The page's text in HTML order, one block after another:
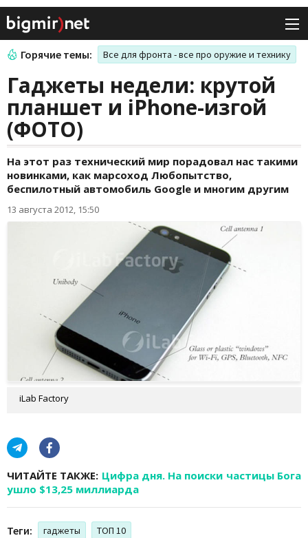
Горячие темы: Все для фронта - все про оружие и технику
Гаджеты недели: крутой
планшет и iPhone-изгой
(ФОТО)
На этот раз технический мир порадовал нас такими
новинками, как марсоход Любопытство,
беспилотный автомобиль Google и многим другим
13 августа 2012, 15:50
iLab Factory
ЧИТАЙТЕ ТАКЖЕ: Цифра дня. На поиски частицы Бога
ушло $13,25 миллиарда
Теги: гаджеты ТОП 10